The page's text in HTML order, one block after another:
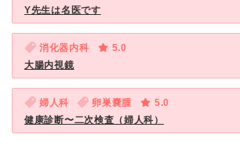
Y先生は名医です
消化器内科
5.0
大腸内視鏡
婦人科 卵巣嚢腫
5.0
健康診断〜二次検査（婦人科）